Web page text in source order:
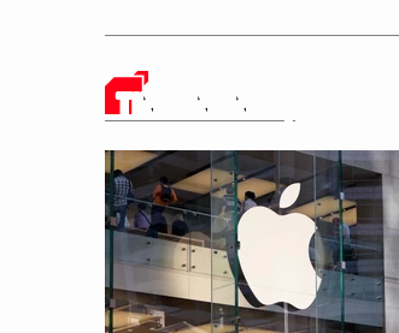
TIN CÔNG NGHỆ